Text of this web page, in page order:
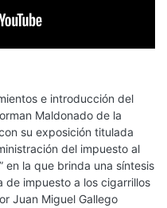
e introducción del
Maldonado de la
su exposición titulada
del impuesto al
la que brinda una síntesis
de impuesto a los cigarrillos
Juan Miguel Gallego